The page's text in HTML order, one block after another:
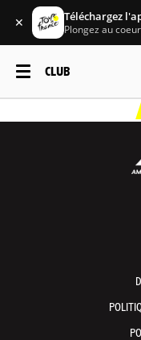
✕ Téléchargez
Plongez au
CLUB